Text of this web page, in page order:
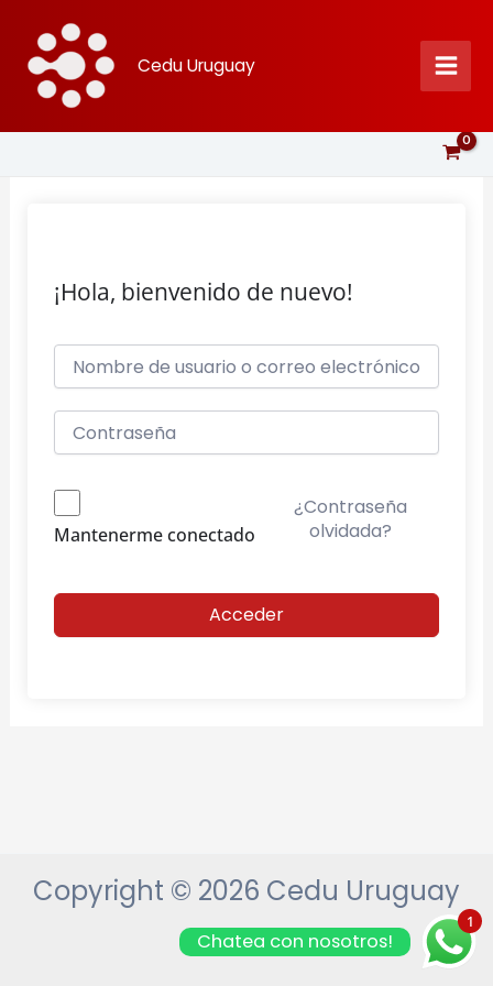
contenido
Cedu Uruguay
¡Hola, bienvenido de nuevo!
Mantenerme conectado
¿Contraseña
olvidada?
Acceder
Copyright © 2026 Cedu Uruguay
1
Chatea con nosotros!